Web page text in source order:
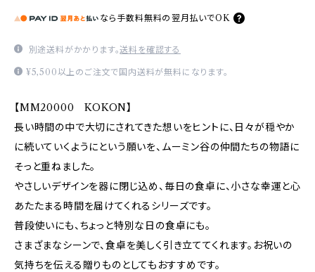
なら 手数料無料の 翌月払いでOK
別途送料がかかります。送料を確認する
¥5,500以上のご注文で国内送料が無料になります。
【MM20000 KOKON】
長い時間の中で大切にされてきた想いをヒントに、日々が穏やか
に続いていくようにという願いを、ムーミン谷の仲間たちの物語に
そっと重ねました。
やさしいデザインを器に閉じ込め、毎日の食卓に、小さな幸運と心
あたたまる時間を届けてくれるシリーズです。
普段使いにも、ちょっと特別な日の食卓にも。
さまざまなシーンで、食卓を美しく引き立ててくれます。お祝いの
気持ちを伝える贈りものとしてもおすすめです。